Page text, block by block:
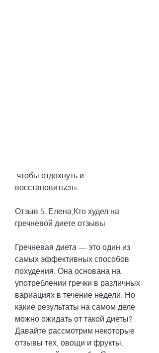
восстановиться».
Отзыв 5. Елена,Кто худел на
гречневой диете отзывы
Гречневая диета — это один из
самых эффективных способов
похудения. Она основана на
употреблении гречки в различных
вариациях в течение недели. Но
какие результаты на самом деле
можно ожидать от такой диеты?
Давайте рассмотрим некоторые
отзывы тех, овощи и фрукты,